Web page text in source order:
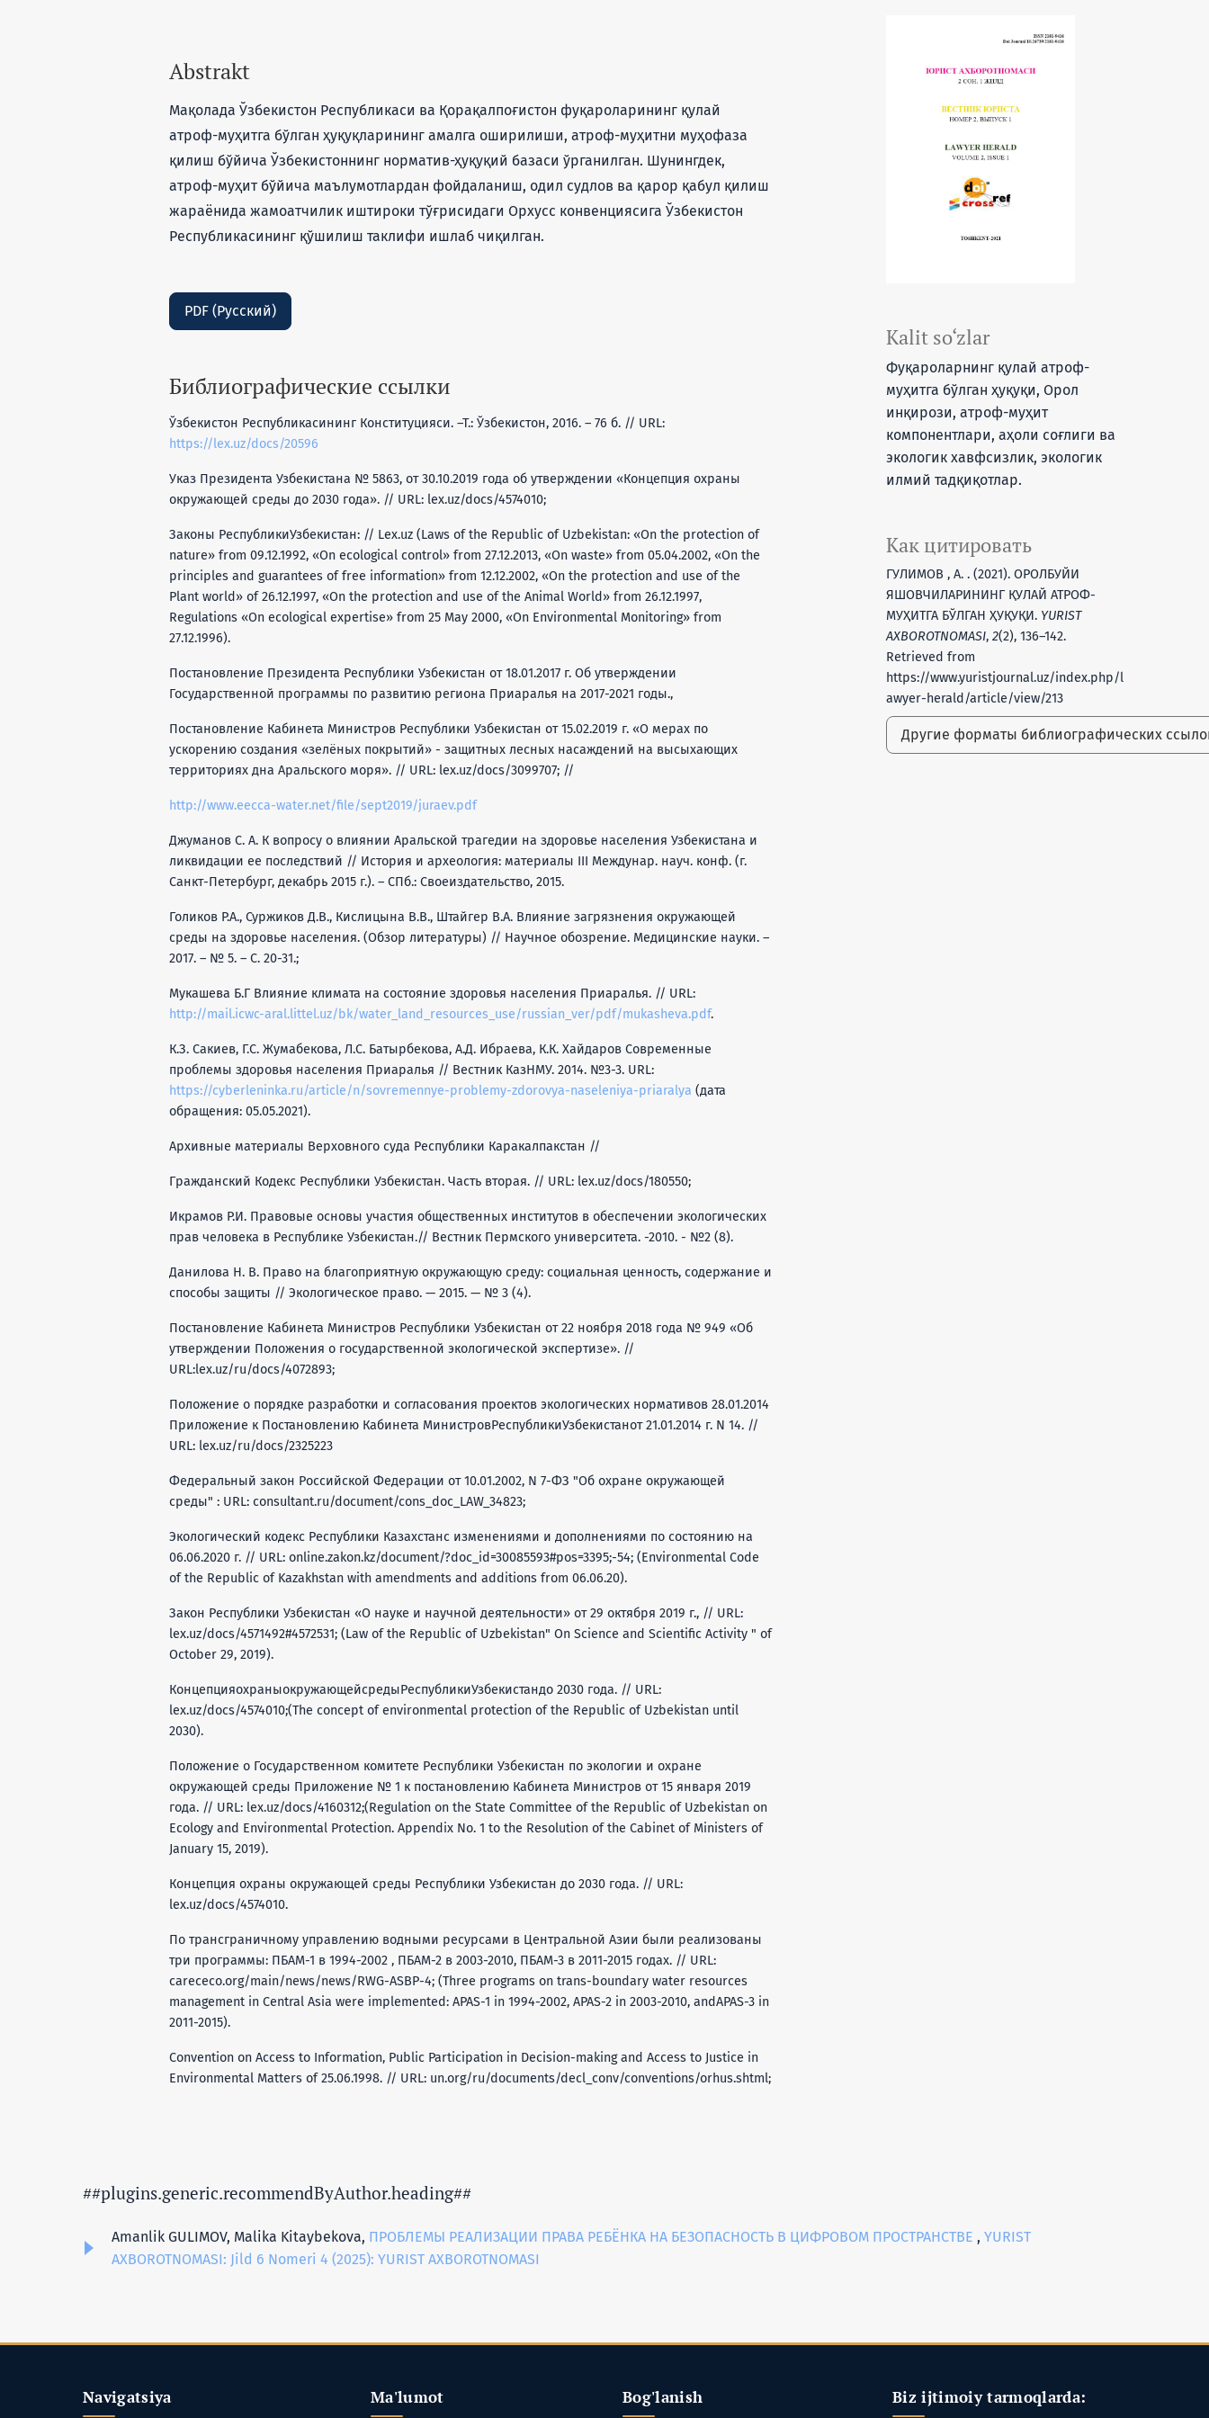
Kalit so‘zlar
Фуқароларнинг қулай атроф-
муҳитга бўлган ҳуқуқи, Орол
инқирози, атроф-муҳит
компонентлари, аҳоли соғлиги ва
экологик хавфсизлик, экологик
илмий тадқиқотлар.
Как цитировать
ГУЛИМОВ , А. . (2021). ОРОЛБУЙИ
ЯШОВЧИЛАРИНИНГ ҚУЛАЙ АТРОФ-
МУҲИТГА БЎЛГАН ҲУҚУҚИ. YURIST
AXBOROTNOMASI, 2(2), 136–142.
Retrieved from
https://www.yuristjournal.uz/index.php/l
awyer-herald/article/view/213
Другие форматы библиографических
Abstrakt
Мақолада Ўзбекистон Республикаси ва Қорақалпоғистон фуқароларининг қулай
атроф-муҳитга бўлган ҳуқуқларининг амалга оширилиши, атроф-муҳитни муҳофаза
қилиш бўйича Ўзбекистоннинг норматив-ҳуқуқий базаси ўрганилган. Шунингдек,
атроф-муҳит бўйича маълумотлардан фойдаланиш, одил судлов ва қарор қабул қилиш
жараёнида жамоатчилик иштироки тўғрисидаги Орхусс конвенциясига Ўзбекистон
Республикасининг қўшилиш таклифи ишлаб чиқилган.
PDF (Русский)
Библиографические ссылки
Ўзбекистон Республикасининг Конституцияси. –Т.: Ўзбекистон, 2016. – 76 б. // URL:
https://lex.uz/docs/20596
Указ Президента Узбекистана № 5863, от 30.10.2019 года об утверждении «Концепция охраны
окружающей среды до 2030 года». // URL: lex.uz/docs/4574010;
Законы РеспубликиУзбекистан: // Lex.uz (Laws of the Republic of Uzbekistan: «On the protection of
nature» from 09.12.1992, «On ecological control» from 27.12.2013, «On waste» from 05.04.2002, «On the
principles and guarantees of free information» from 12.12.2002, «On the protection and use of the
Plant world» of 26.12.1997, «On the protection and use of the Animal World» from 26.12.1997,
Regulations «On ecological expertise» from 25 May 2000, «On Environmental Monitoring» from
27.12.1996).
Постановление Президента Республики Узбекистан от 18.01.2017 г. Об утверждении
Государственной программы по развитию региона Приаралья на 2017-2021 годы.,
Постановление Кабинета Министров Республики Узбекистан от 15.02.2019 г. «О мерах по
ускорению создания «зелёных покрытий» - защитных лесных насаждений на высыхающих
территориях дна Аральского моря». // URL: lex.uz/docs/3099707; //
http://www.eecca-water.net/file/sept2019/juraev.pdf
Джуманов С. А. К вопросу о влиянии Аральской трагедии на здоровье населения Узбекистана и
ликвидации ее последствий // История и археология: материалы III Междунар. науч. конф. (г.
Санкт-Петербург, декабрь 2015 г.). – СПб.: Своеиздательство, 2015.
Голиков Р.А., Суржиков Д.В., Кислицына В.В., Штайгер В.А. Влияние загрязнения окружающей
среды на здоровье населения. (Обзор литературы) // Научное обозрение. Медицинские науки. –
2017. – № 5. – С. 20-31.;
Мукашева Б.Г Влияние климата на состояние здоровья населения Приаралья. // URL:
http://mail.icwc-aral.littel.uz/bk/water_land_resources_use/russian_ver/pdf/mukasheva.pdf.
К.З. Сакиев, Г.С. Жумабекова, Л.С. Батырбекова, А.Д. Ибраева, К.К. Хайдаров Современные
проблемы здоровья населения Приаралья // Вестник КазНМУ. 2014. №3-3. URL:
https://cyberleninka.ru/article/n/sovremennye-problemy-zdorovya-naseleniya-priaralya (дата
обращения: 05.05.2021).
Архивные материалы Верховного суда Республики Каракалпакстан //
Гражданский Кодекс Республики Узбекистан. Часть вторая. // URL: lex.uz/docs/180550;
Икрамов Р.И. Правовые основы участия общественных институтов в обеспечении экологических
прав человека в Республике Узбекистан.// Вестник Пермского университета. -2010. - №2 (8).
Данилова Н. В. Право на благоприятную окружающую среду: социальная ценность, содержание и
способы защиты // Экологическое право. — 2015. — № 3 (4).
Постановление Кабинета Министров Республики Узбекистан от 22 ноября 2018 года № 949 «Об
утверждении Положения о государственной экологической экспертизе». //
URL:lex.uz/ru/docs/4072893;
Положение о порядке разработки и согласования проектов экологических нормативов 28.01.2014
Приложение к Постановлению Кабинета МинистровРеспубликиУзбекистанот 21.01.2014 г. N 14. //
URL: lex.uz/ru/docs/2325223
Федеральный закон Российской Федерации от 10.01.2002, N 7-ФЗ "Об охране окружающей
среды" : URL: consultant.ru/document/cons_doc_LAW_34823;
Экологический кодекс Республики Казахстанс изменениями и дополнениями по состоянию на
06.06.2020 г. // URL: online.zakon.kz/document/?doc_id=30085593#pos=3395;-54; (Environmental Code
of the Republic of Kazakhstan with amendments and additions from 06.06.20).
Закон Республики Узбекистан «О науке и научной деятельности» от 29 октября 2019 г., // URL:
lex.uz/docs/4571492#4572531; (Law of the Republic of Uzbekistan" On Science and Scientific Activity " of
October 29, 2019).
КонцепцияохраныокружающейсредыРеспубликиУзбекистандо 2030 года. // URL:
lex.uz/docs/4574010;(The concept of environmental protection of the Republic of Uzbekistan until
2030).
Положение о Государственном комитете Республики Узбекистан по экологии и охране
окружающей среды Приложение № 1 к постановлению Кабинета Министров от 15 января 2019
года. // URL: lex.uz/docs/4160312;(Regulation on the State Committee of the Republic of Uzbekistan on
Ecology and Environmental Protection. Appendix No. 1 to the Resolution of the Cabinet of Ministers of
January 15, 2019).
Концепция охраны окружающей среды Республики Узбекистан до 2030 года. // URL:
lex.uz/docs/4574010.
По трансграничному управлению водными ресурсами в Центральной Азии были реализованы
три программы: ПБАМ-1 в 1994-2002 , ПБАМ-2 в 2003-2010, ПБАМ-3 в 2011-2015 годах. // URL:
carececo.org/main/news/news/RWG-ASBP-4; (Three programs on trans-boundary water resources
management in Central Asia were implemented: APAS-1 in 1994-2002, APAS-2 in 2003-2010, andAPAS-3 in
2011-2015).
Convention on Access to Information, Public Participation in Decision-making and Access to Justice in
Environmental Matters of 25.06.1998. // URL: un.org/ru/documents/decl_conv/conventions/orhus.shtml;
##plugins.generic.recommendByAuthor.heading##
Amanlik GULIMOV, Malika Kitaybekova, ПРОБЛЕМЫ РЕАЛИЗАЦИИ ПРАВА РЕБЁНКА НА БЕЗОПАСНОСТЬ В ЦИФРОВОМ ПРОСТРАНСТВЕ , YURIST
AXBOROTNOMASI: Jild 6 Nomeri 4 (2025): YURIST AXBOROTNOMASI
Navigatsiya Ma'lumot Bog'lanish Biz ijtimoiy tarmoqlarda: